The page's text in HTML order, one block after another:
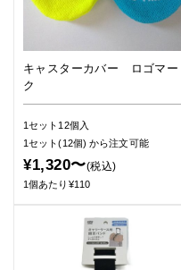
キャスターカバー ロゴマー
ク
1セット12個入
1セット(12個)から注文可能
¥1,320〜(税込)
1個あたり¥110